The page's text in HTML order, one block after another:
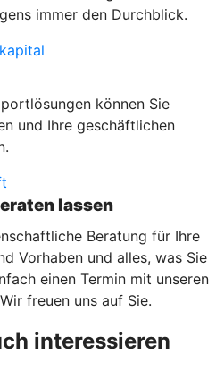
immer den Durchblick.
können Sie
und Ihre geschäftlichen
lassen
Beratung für Ihre
Vorhaben und alles, was Sie
einen Termin mit unseren
freuen uns auf Sie.
interessieren